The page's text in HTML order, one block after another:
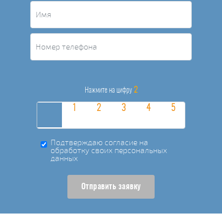
Нажмите на цифру 2
Подтверждаю согласие на
обработку своих персональных
данных
Отправить заявку